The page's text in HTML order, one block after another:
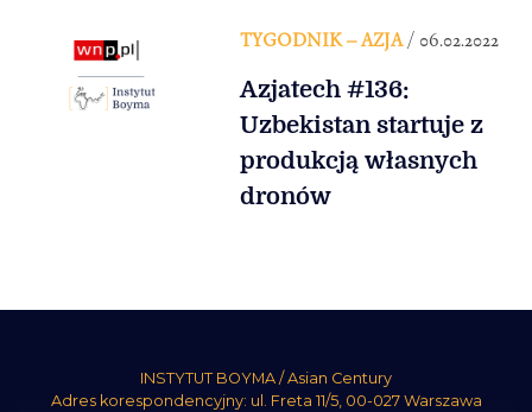
TYGODNIK – AZJA/ 06.02.2022
Azjatech #136:
Uzbekistan startuje z
produkcją własnych
dronów
INSTYTUT BOYMA / Asian Century
Adres korespondencyjny: ul. Freta 11/5, 00-027 Warszawa